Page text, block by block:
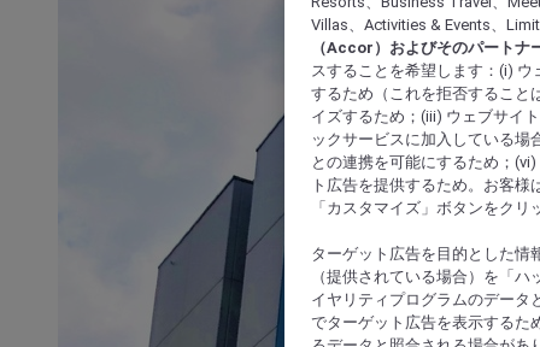
Villas、Activities & Events、
（Accor）およびそのパートナ
スすることを希望します：(i)
するため（これを拒否すること
イズするため；(iii) ウェブサイ
ックサービスに加入している場
との連携を可能にするため；
ト広告を提供するため。お客
「カスタマイズ」ボタンをク
ターゲット広告を目的とした情
（提供されている場合）を「
イヤリティプログラムのデータ
でターゲット広告を表示するた